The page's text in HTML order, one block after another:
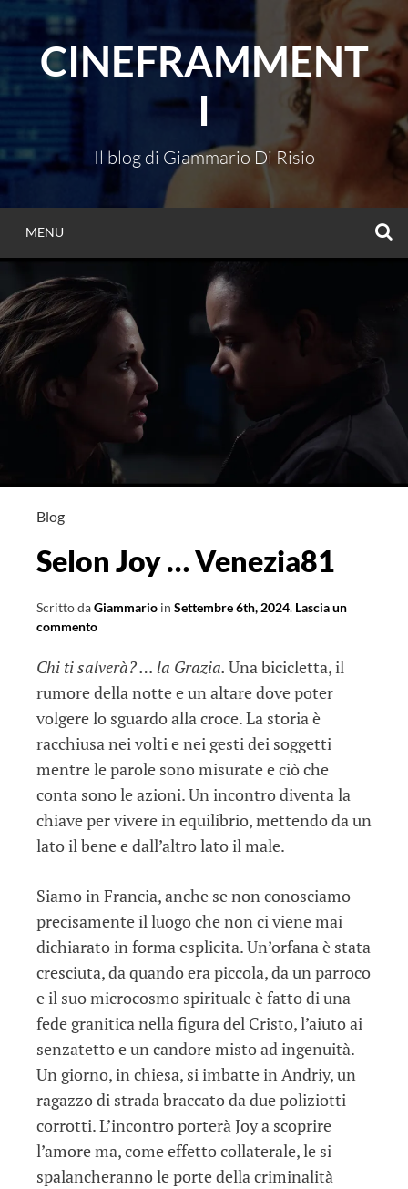
al
contenutoCINEFRAMMENT
I
Il blog di Giammario Di Risio
MENU
Blog
Selon Joy … Venezia81
Scritto daGiammario in Settembre 6th, 2024. Lascia un
commento
Chi ti salverà? … la Grazia. Una bicicletta, il
rumore della notte e un altare dove poter
volgere lo sguardo alla croce. La storia è
racchiusa nei volti e nei gesti dei soggetti
mentre le parole sono misurate e ciò che
conta sono le azioni. Un incontro diventa la
chiave per vivere in equilibrio, mettendo da un
lato il bene e dall’altro lato il male.
Siamo in Francia, anche se non conosciamo
precisamente il luogo che non ci viene mai
dichiarato in forma esplicita. Un’orfana è stata
cresciuta, da quando era piccola, da un parroco
e il suo microcosmo spirituale è fatto di una
fede granitica nella figura del Cristo, l’aiuto ai
senzatetto e un candore misto ad ingenuità.
Un giorno, in chiesa, si imbatte in Andriy, un
ragazzo di strada braccato da due poliziotti
corrotti. L’incontro porterà Joy a scoprire
l’amore ma, come effetto collaterale, le si
spalancheranno le porte della criminalità